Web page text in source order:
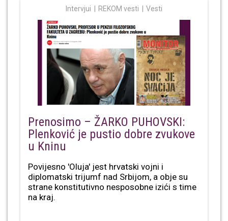
Intervjui REKOM vesti Vesti
Prenosimo – ŽARKO PUHOVSKI:
Plenković je pustio dobre zvukove
u Kninu
Povijesno 'Oluja' jest hrvatski vojni i
diplomatski trijumf nad Srbijom, a obje su
strane konstitutivno nesposobne izići s time
na kraj.